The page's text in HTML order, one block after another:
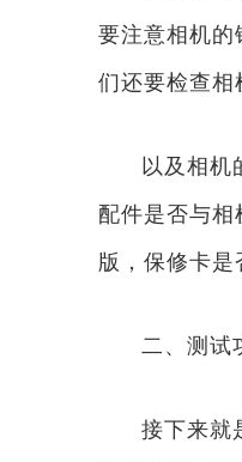
要注意相机的
们还要检查相
以及相机
配件是否与
版，保修卡是
二、测试
接下来就